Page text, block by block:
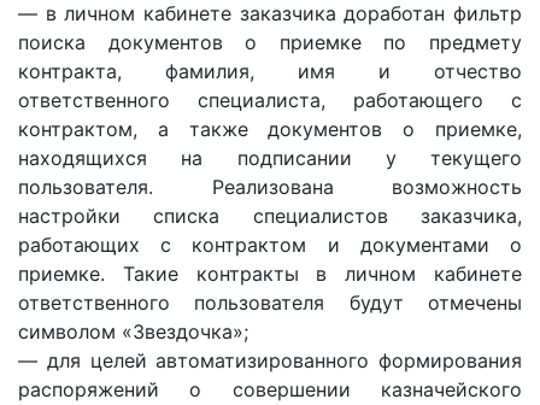
— в личном кабинете заказчика доработан фильтр
поиска документов о приемке по предмету
контракта, фамилия, имя и отчество
ответственного специалиста, работающего с
контрактом, а также документов о приемке,
находящихся на подписании у текущего
пользователя. Реализована возможность
настройки списка специалистов заказчика,
работающих с контрактом и документами о
приемке. Такие контракты в личном кабинете
ответственного пользователя будут отмечены
символом «Звездочка»;
— для целей автоматизированного формирования
распоряжений о совершении казначейского